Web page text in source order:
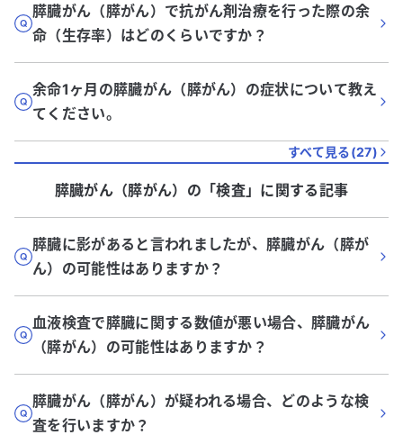
膵臓がん（膵がん）で抗がん剤治療を行った際の余
命（生存率）はどのくらいですか？
余命1ヶ月の膵臓がん（膵がん）の症状について教え
てください。
すべて見る(27)
膵臓がん（膵がん） の「検査」に関する記事
膵臓に影があると言われましたが、膵臓がん（膵が
ん）の可能性はありますか？
血液検査で膵臓に関する数値が悪い場合、膵臓がん
（膵がん）の可能性はありますか？
膵臓がん（膵がん）が疑われる場合、どのような検
査を行いますか？